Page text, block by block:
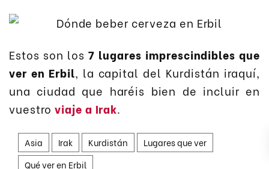
Estos son los7 lugares imprescindibles que
ver en Erbil, la capital del Kurdistán iraquí,
una ciudad que haréis bien de incluir en
vuestroviaje a Irak.
Asia Irak Kurdistán
Lugares que ver
Qué ver en Erbil